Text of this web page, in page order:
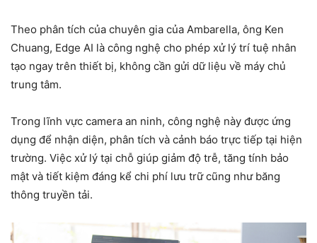
Theo phân tích của chuyên gia của Ambarella, ông Ken
Chuang, Edge AI là công nghệ cho phép xử lý trí tuệ nhân
tạo ngay trên thiết bị, không cần gửi dữ liệu về máy chủ
trung tâm.
Trong lĩnh vực camera an ninh, công nghệ này được ứng
dụng để nhận diện, phân tích và cảnh báo trực tiếp tại hiện
trường. Việc xử lý tại chỗ giúp giảm độ trễ, tăng tính bảo
mật và tiết kiệm đáng kể chi phí lưu trữ cũng như băng
thông truyền tải.